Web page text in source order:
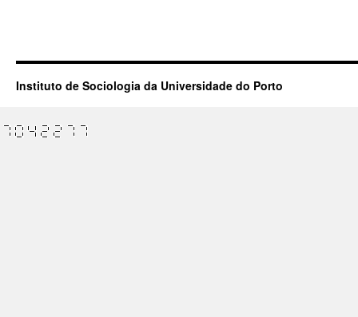
Instituto de Sociologia da Universidade do Porto